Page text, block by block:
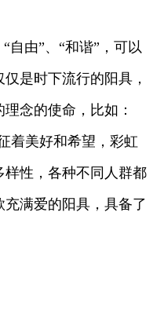
自由”、“和谐”，可以
是时下流行的阳具，
念的使命，比如：
着美好和希望，彩虹
性，各种不同人群都
满爱的阳具，具备了